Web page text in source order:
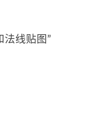
法线贴图”